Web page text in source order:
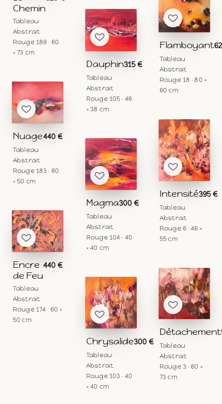
Chemin
Tableau
Abstrait
Rouge 189 · 60
× 73 cm
Nuage440 €
Tableau
Abstrait
Rouge 183 · 60
× 50 cm
Encre
de Feu
440 €
Tableau
Abstrait
Rouge 174 · 60 ×
50 cm
Dauphin315 €
Tableau
Abstrait
Rouge 105 · 46
× 38 cm
Magma300 €
Tableau
Abstrait
Rouge 104 · 40
× 40 cm
Chrysalide300 €
Tableau
Abstrait
Rouge 103 · 40
× 40 cm
Flamboyant
Tableau
Abstrait
Rouge 18 · 80 ×
60 cm
Intensité395 €
Tableau
Abstrait
Rouge 6 · 46 ×
55 cm
Détachement
Tableau
Abstrait
Rouge 3 · 60 ×
73 cm